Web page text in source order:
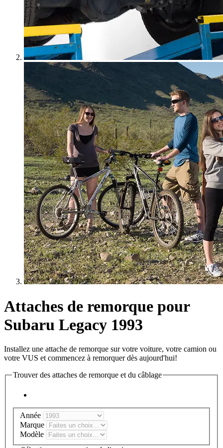
Attaches de remorque pour
Subaru Legacy 1993
Installez une attache de remorque sur votre voiture, votre camion ou
votre VUS et commencez à remorquer dès aujourd'hui!
Trouver des attaches de remorque et du câblage
Année
Marque
Modèle